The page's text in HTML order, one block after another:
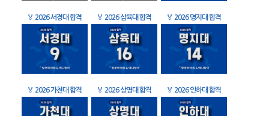
🏅 2026 서경대 합격 🏅 2026 삼육대 합격 🏅 2026 명지대 합격
🏅 2026 가천대 합격 🏅 2026 상명대 합격 🏅 2026 인하대 합격